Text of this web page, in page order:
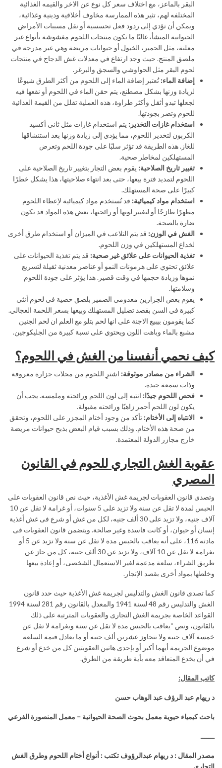
البقر بالماعز، مع اختلاف سعر كل نوع عن الاخر والقيمه الغذائية
المختلفه لهم، تثير هذه الممارسة مخاوف أخلاقية ودينية وغذائية،
ويمكن أن تؤدي إلى ردود فعل تحسسية أو نقل مسببات الأمراض
الحيوانية المنشأ، غالبًا ما تكون منتجات اللحوم مغشوشة بأنواع غير
معلنة، مثل الحمير، الخيول أو حيوانات مريضة وهي غير مدرجة في
ملصق المنتج. حيث وجد ارتفاع في معدلات غش الدجاج في منتجات
لحوم البقر مثل الحواوشي والسجق والبرغر.
إضافة الماء:تُعتبر إضافة الماء إلى اللحوم من أكثر الطرق شيوعًا
لزيادة وزنها بشكل مصطنع، يتم حقن الماء في اللحوم أو نقعها فيه
لجعلها تبدو أثقل وأكثر طراوة، هذه العملية تقلل من القيمة الغذائية
للحوم وتضر بجودتها.
استخدام غازات التخدير : يتم استخدام غازات مثل ثاني أكسيد
الكربون لتخدير اللحوم، مما يؤدي إلى زيادة وزنها بعد استنشاقها
للغاز. هذه الطريقة قد تؤثر سلبًا على جودة اللحم وتعرض
المستهلكين لمخاطر صحية.
تغيير تاريخ الصلاحية: يقوم بعض التجار بتغيير تاريخ الصلاحية على
اللحوم لتمديد فترة بيعها، حتى بعد انتهاء صلاحيتها، هذا يشكل خطرًا
كبيرًا على صحة المستهلك.
استخدام مواد كيميائية: قد تُستخدم مواد كيميائية لإعطاء اللحوم
مظهرًا طازجًا أو لتغيير لونها أو رائحتها، بعض هذه المواد قد تكون
ضارة بالصحة.
الغش في الوزن: قد يتم التلاعب في الميزان أو استخدام طرق أخرى
لخداع المستهلكين في وزن اللحوم.
تغذية الحيوانات على علائق غير صحية: قد يتم تغذية الحيوانات على
علائق تحتوي على هرمونات النمو أو عناصر معدنية ثقيلة لتسريع
نموها وزيادة حجمها في وقت قصير. هذا يؤثر على جودة اللحوم
وسلامتها.
يقوم بعض الجزارين معدومي الضمير بلصق خصية في لحوم أنثى
كبيرة في السن بقصد تضليل المستهلك وبيعها بسعر اللحمة العجالي.
كما يقومون بيبيع الاجنة على انها لحم بتلو مع العلم ان لحم الجنين
مشبع بالماء وباهت اللون ويحتوي على نسبة كبيرة من الجليكوجين.
كيف نحمي أنفسنا من الغش في اللحوم؟
الشراء من مصادر موثوقة: اشترِ اللحوم من محلات جزارة معروفة
وذات سمعة جيدة.
فحص اللحوم جيدًا: انتبه إلى لون اللحم ورائحته وملمسه. يجب أن
يكون لون اللحم أحمر زاهيًا ورائحته مقبولة.
الانتباه إلى الأختام: تأكد من وجود أختام المجزر على اللحوم، وتحقق
من صحة هذه الأختام. وذلك بسبب قيام البعض بذبح حيوانات مريضة
خارج مجازر الدولة المعتمدة.
عقوبة الغش التجاري للحوم في القانون
المصري
وتصدى قانون العقوبات لجريمة غش الأغذية، حيث نص قانون العقوبات على
الحبس لمدة لا تقل عن سنة ولا تزيد على 5 سنوات، أو غرامة لا تقل عن 10
آلاف جنيه، ولا تزيد على 30 ألف جنيه، لكل من غش أو شرع فى غش أغذية
إنسان أو حيوان، أو كانت فاسدة وغير صالحة. ويتضمن قانون العقوبات فى
مادته 116، على أنه يعاقب بالحبس مدة لا تقل عن سنة ولا تزيد عن 5 أو
بغرامة لا تقل عن 10 آلاف، ولا تزيد عن 30 ألف جنيه، كل من حاز عن
طريق الشراء، سلعة مدعمة لغير الاستعمال الشخصى، أو إعادة بيعها
وخلطها بمواد أخرى بقصد الإتجار.
كما تصدى قانون الغش والتدليس لجريمة غش الأغذية حيث حدد قانون
الغش والتدليس رقم 48 لسنة 1941 والمعدل بالقانون رقم 281 لسنة 1994
القواعد الخاصة بجريمة الغش التجارى والعقوبات المترتبة على ذلك
بالقانون، ونص “يعاقب بالحبس مدة لا تقل عن سنة وبغرامة لا تقل عن
خمسة آلاف جنيه ولا تتجاوز عشرين ألف جنيه أو ما يعادل قيمة السلعة
موضوع الجريمة أيهما أكبر أو بإحدى هاتين العقوبتين كل من خدع أو شرع
في أن يخدع المتعاقد معه بأية طريقة من الطرق.
كاتب المقال:
د ريهام عبد الرؤف عبد الوهاب حسن
باحث كيمياء حيوية معمل بحوث الصحة الحيوانية – معمل المنصورة الفرعي
ـــــــ
مصدر المقال : د ريهام عبدالرؤوف تكتب : أنواع أختام اللحوم وطرق الغش
التجاري